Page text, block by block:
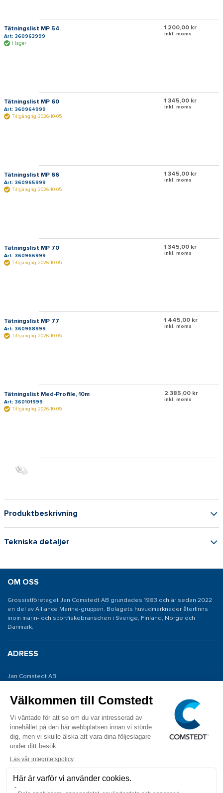
Tätningslist MP 54
Art: 360963999
I lager
1 200,00 kr
inkl. moms
Tätningslist MP 60
Art: 360964999
Tillgänglig 2026-10-05
1 345,00 kr
inkl. moms
Tätningslist MP 66
Art: 360965999
Tillgänglig 2026-10-05
1 345,00 kr
inkl. moms
Tätningslist MP 70
Art: 360966999
Tillgänglig 2026-10-05
1 345,00 kr
inkl. moms
Tätningslist MP 77
Art: 360968999
Tillgänglig 2026-10-05
1 445,00 kr
inkl. moms
Tätningslist Med-Profile, 10m
Art: 360101999
Tillgänglig 2026-10-05
2 385,00 kr
inkl. moms
Produktbeskrivning
Tekniska detaljer
OM OSS
Grossistföretaget Jan Comstedt AB grundades 1983 och är sedan 2022
en del av Alliance Marine-gruppen. Bolagets huvudmarknader återfinns
inom marin- och sportfiskebranschen i Sverige, Finland, Norge och
Danmark.
ADRESS
Jan Comstedt AB
426 53 Västra Frölunda
KONTAKTA OSS